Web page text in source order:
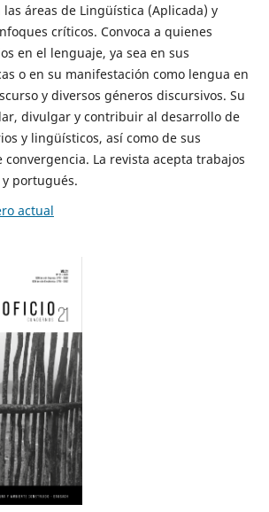
áreas de Lingüística (Aplicada) y
críticos. Convoca a quienes
en el lenguaje, ya sea en sus
o en su manifestación como lengua en
y diversos géneros discursivos. Su
divulgar y contribuir al desarrollo de
y lingüísticos, así como de sus
La revista acepta trabajos
portugués.
actual